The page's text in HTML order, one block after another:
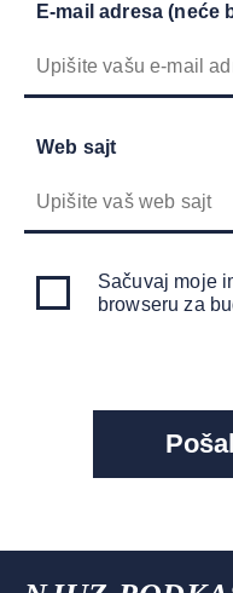
E-mail adresa (neće
Web sajt
Sačuvaj moje
browseru za